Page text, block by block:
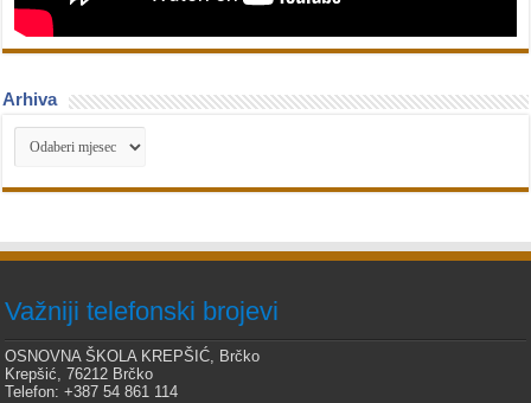
Arhiva
Arhiva
Važniji telefonski brojevi
OSNOVNA ŠKOLA KREPŠIĆ, Brčko
Krepšić, 76212 Brčko
Telefon: +387 54 861 114